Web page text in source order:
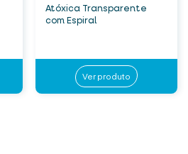
Atóxica Transparente
com Espiral
Ver produto